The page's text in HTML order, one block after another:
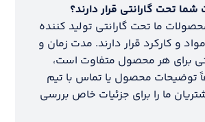
شما تحت گارانتی قرار دارند؟
ما تحت گارانتی تولید کننده
و کارکرد قرار دارند. مدت زمان و
برای هر محصول متفاوت است،
توضیحات محصول یا تماس با تیم
ما را برای جزئیات خاص بررسی